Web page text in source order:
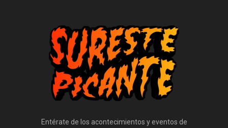
Entérate de los acontecimientos y eventos de